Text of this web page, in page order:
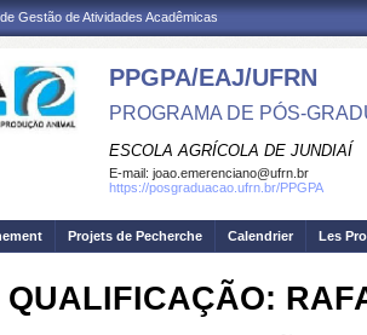
Gestão de Atividades Acadêmicas
PPGPA/EAJ/UFRN
PROGRAMA DE PÓS-
ESCOLA AGRÍCOLA DE JUNDIAÍ
E-mail: joao.emerenciano@ufrn.br
https://posgraduacao.ufrn.br/PPGPA
Projets de Pecherche Calendrier Les